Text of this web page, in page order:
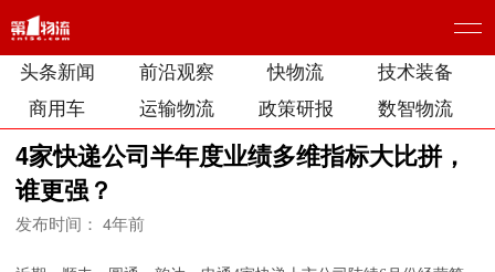
头条新闻 前沿观察 快物流
技术装备
商用车
运输物流 政策研报 数智物流
4家快递公司半年度业绩多维指标大比拼，
谁更强？
发布时间： 4年前